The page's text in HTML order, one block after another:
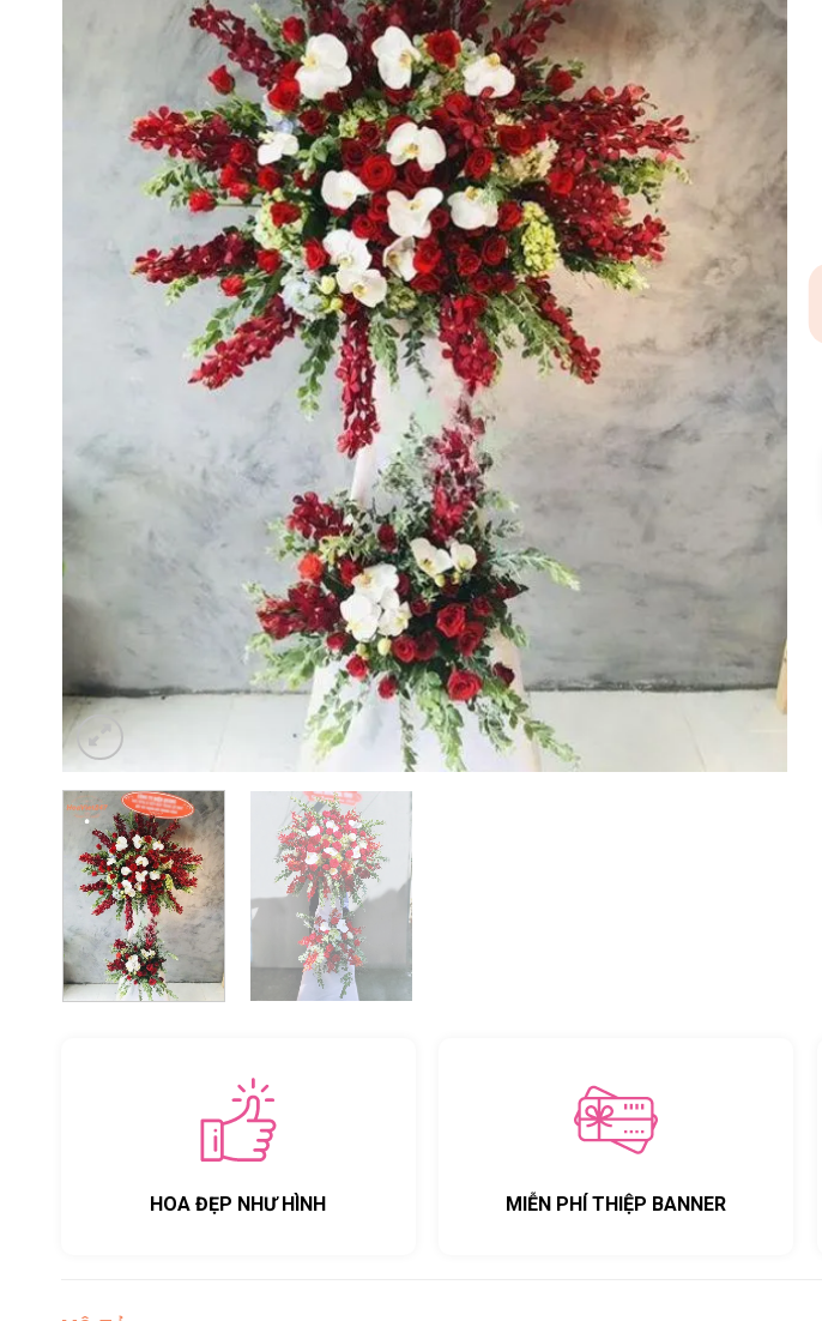
HOA ĐẸP NHƯ HÌNH MIỄN PHÍ THIỆP BANNER